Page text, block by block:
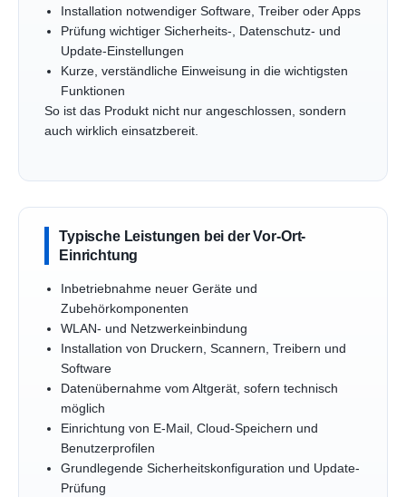
Installation notwendiger Software, Treiber oder Apps
Prüfung wichtiger Sicherheits-, Datenschutz- und
Update-Einstellungen
Kurze, verständliche Einweisung in die wichtigsten
Funktionen
So ist das Produkt nicht nur angeschlossen, sondern
auch wirklich einsatzbereit.
Typische Leistungen bei der Vor-Ort-
Einrichtung
Inbetriebnahme neuer Geräte und
Zubehörkomponenten
WLAN- und Netzwerkeinbindung
Installation von Druckern, Scannern, Treibern und
Software
Datenübernahme vom Altgerät, sofern technisch
möglich
Einrichtung von E-Mail, Cloud-Speichern und
Benutzerprofilen
Grundlegende Sicherheitskonfiguration und Update-
Prüfung